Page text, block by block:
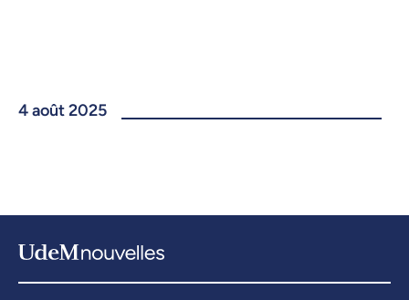
4 août 2025